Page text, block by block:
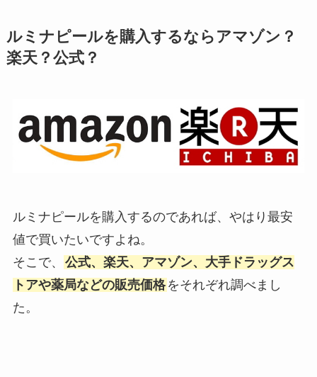
ルミナピールを購入するならアマゾン？
楽天？公式？
ルミナピールを購入するのであれば、やはり最安
値で買いたいですよね。
そこで、
公式、楽天、アマゾン、大手ドラッグス
トアや薬局などの販売価格 をそれぞれ調べまし
た。